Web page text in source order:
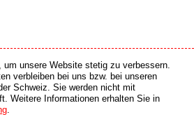
software gmbh, Switzerland - all rights reserved.
Online Partner
um unsere Website stetig zu verbessern.
verbleiben bei uns bzw. bei unseren
Schweiz. Sie werden nicht mit
Weitere Informationen erhalten Sie in
.